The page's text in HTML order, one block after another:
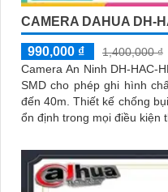
CAMERA DAHUA DH-
990,000 ₫
1,400,000 ₫
Camera An Ninh DH-HAC-
SMD cho phép ghi hình
đến 40m. Thiết kế chống bụi tinh tế với thân plastic giúp camera bền bỉ và
ổn định trong mọi điều kiện